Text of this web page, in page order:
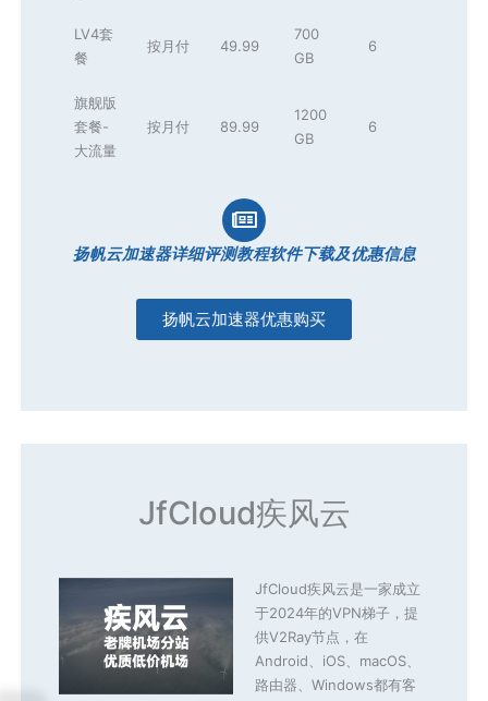
LV4套
餐
按月付 49.99
700
GB
6
旗舰版
套餐-
大流量
按月付 89.99
1200
GB
6
扬帆云加速器详细评测教程软件下载及优惠信息
扬帆云加速器优惠购买
JfCloud疾风云
JfCloud疾风云是一家成立
于2024年的VPN梯子，提
供V2Ray节点，在
Android、iOS、macOS、
路由器、Windows都有客